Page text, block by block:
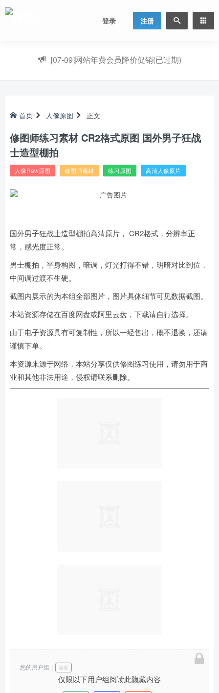
登录 注册
[07-09]网站年费会员降价促销(已过期)
首页 人像原图 正文
修图师练习素材 CR2格式原图 国外男子狂战
士造型棚拍
人像Raw原图 修图师素材 练习原图 高清人像原片
国外男子狂战士造型棚拍高清原片， CR2格式，分辨率正
常，感光度正常。
男士棚拍，半身构图，暗调，灯光打得不错，明暗对比到位，
中间调过渡不生硬。
截图内展示的为本组全部图片，图片具体细节可见数据截图。
本站资源存储在百度网盘或阿里云盘，下载请自行选择。
由于电子资源具有可复制性，所以一经售出，概不退换，还请
谨慎下单。
本资源来源于网络，本站分享仅供修图练习使用，请勿用于商
业和其他非法用途，侵权请联系删除。
仅限以下用户组阅读此隐藏内容
您的用户组： 游客